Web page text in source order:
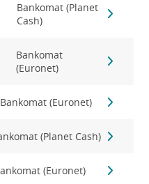
Bankomat (Planet
Cash)
Bankomat
(Euronet)
Bankomat (Euronet)
(Planet Cash)
(Euronet)